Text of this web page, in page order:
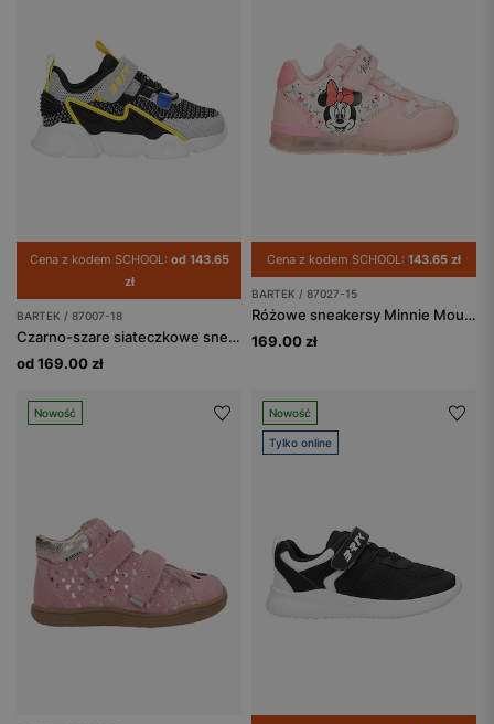
Cena z kodem SCHOOL: od 143.65
zł
BARTEK / 87007-18
Czarno-szare siateczkowe sneakersy chłopięce z żółtymi elementami BARTEK 87007-18
od 169.00 zł
Cena z kodem SCHOOL: 143.65 zł
BARTEK / 87027-15
Różowe sneakersy Minnie Mouse ze świecącą podeszwą BARTEK 87027-15
169.00 zł
Nowość Nowość
Tylko online